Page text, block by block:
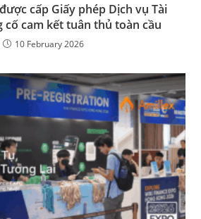
cấp Giấy phép Dịch vụ Tài
cố cam kết tuân thủ toàn cầu
10 February 2026